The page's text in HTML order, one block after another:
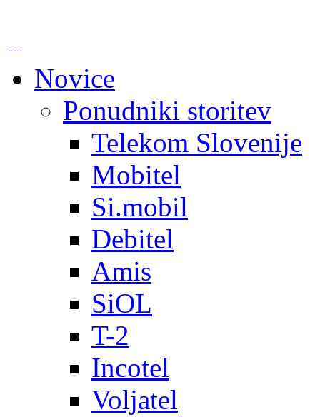
Novice
Ponudniki storitev
Telekom Slovenije
Mobitel
Si.mobil
Debitel
Amis
SiOL
T-2
Incotel
Voljatel